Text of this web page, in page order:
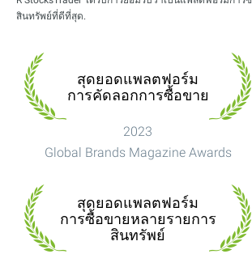
สินทรัพย์ที่ดีที่สุด.
สุดยอดแพลตฟอร์ม
การคัดลอกการซื้อขาย
2023
Global Brands Magazine Awards
สุดยอดแพลตฟอร์ม
การซื้อขายหลายรายการ
สินทรัพย์